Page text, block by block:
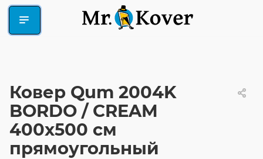
Ковер Qum 2004K
BORDO / CREAM
400x500 см
прямоугольный